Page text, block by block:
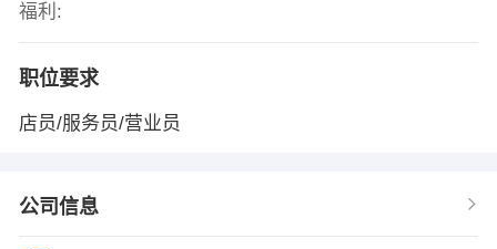
福利:
职位要求
店员/服务员/营业员
公司信息